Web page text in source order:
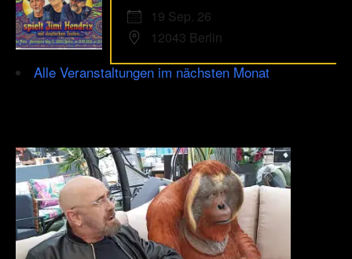
19 Sep. 26
12043 Berlin
Alle Veranstaltungen im nächsten Monat